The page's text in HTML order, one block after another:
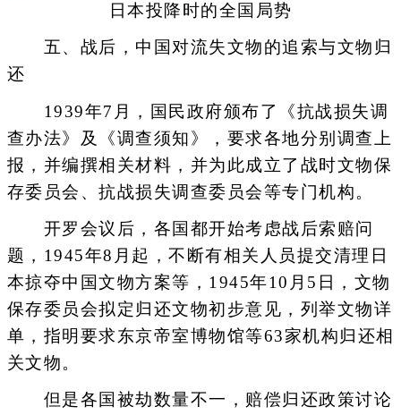
日本投降时的全国局势
五、战后，中国对流失文物的追索与文物归
还
1939年7月，国民政府颁布了《抗战损失调
查办法》及《调查须知》，要求各地分别调查上
报，并编撰相关材料，并为此成立了战时文物保
存委员会、抗战损失调查委员会等专门机构。
开罗会议后，各国都开始考虑战后索赔问
题，1945年8月起，不断有相关人员提交清理日
本掠夺中国文物方案等，1945年10月5日，文物
保存委员会拟定归还文物初步意见，列举文物详
单，指明要求东京帝室博物馆等63家机构归还相
关文物。
但是各国被劫数量不一，赔偿归还政策讨论